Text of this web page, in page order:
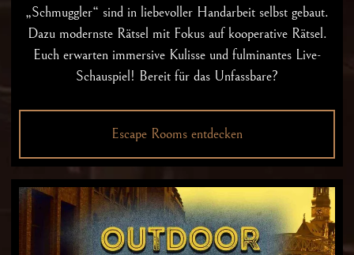
„Schmuggler“ sind in liebevoller Handarbeit selbst gebaut.
Dazu modernste Rätsel mit Fokus auf kooperative Rätsel.
Euch erwarten immersive Kulisse und fulminantes Live-
Schauspiel! Bereit für das Unfassbare?
Escape Rooms entdecken